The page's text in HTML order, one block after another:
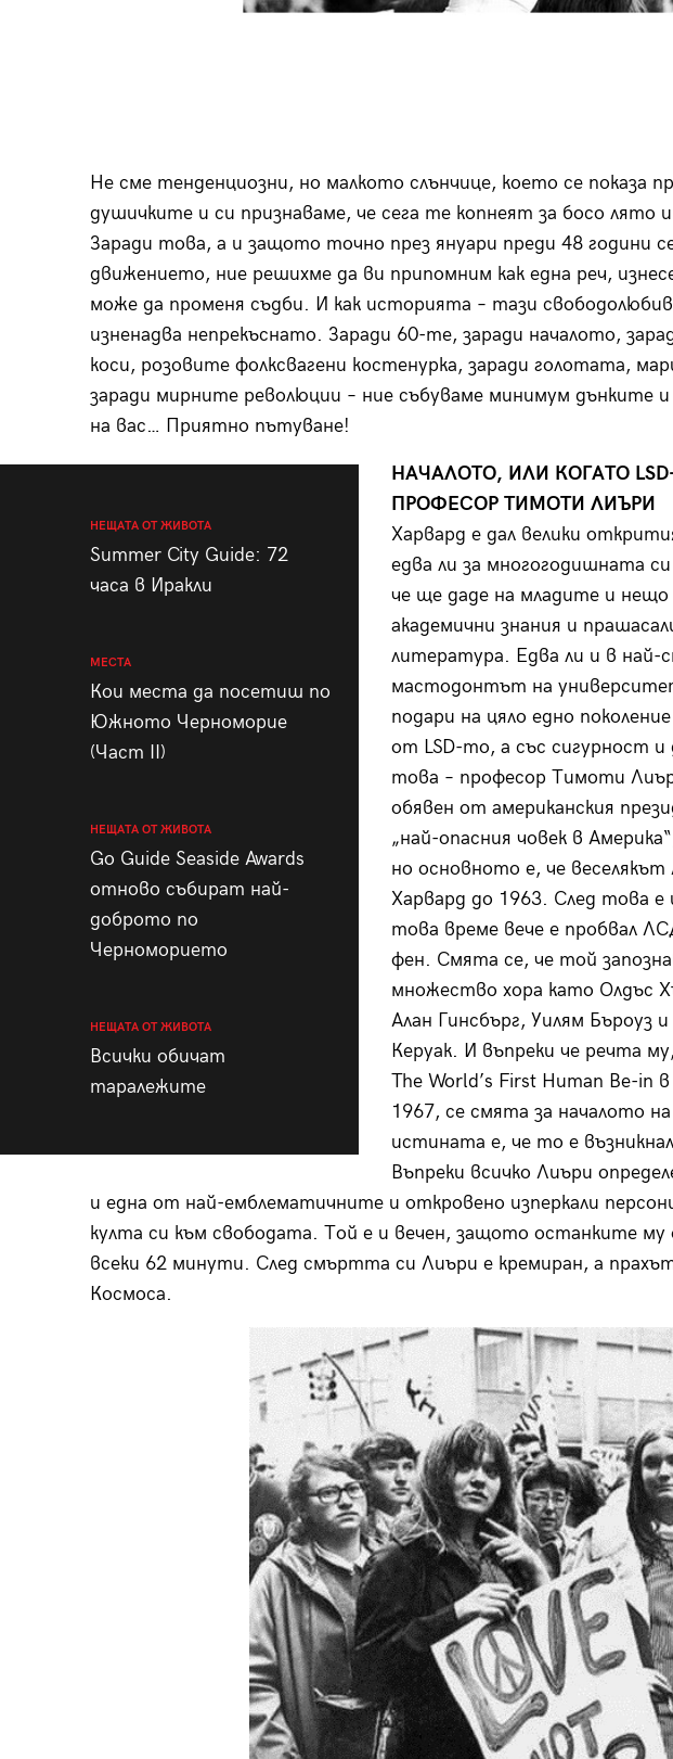
Не сме тенденциозни, но малкото слънчице, което се показа
душичките и си признаваме, че сега те копнеят за босо лято
Заради това, а и защото точно през януари преди 48 години
движението, ние решихме да ви припомним как една реч,
може да променя съдби. И как историята – тази
изненадва непрекъснато. Заради 60-те, заради началото,
коси, розовите фолксвагени костенурка, заради голотата,
заради мирните революции – ние събуваме минимум дънките и
на вас… Приятно пътуване!
НЕЩАТА ОТ ЖИВОТА
Summer City Guide: 72
часа в Иракли
МЕСТА
Кои места да посетиш по
Южното Черноморие
(Част II)
НЕЩАТА ОТ ЖИВОТА
Go Guide Seaside Awards
отново събират най-
доброто по
Черноморието
НЕЩАТА ОТ ЖИВОТА
Всички обичат
таралежите
НАЧАЛОТО, ИЛИ КОГАТО
ПРОФЕСОР ТИМОТИ ЛИЪРИ
Харвард е дал велики
едва ли за многогодишната
че ще даде на младите и нещо
академични знания и
литература. Едва ли и в най-
мастодонтът на
подари на цяло едно
от LSD-то, а със сигурност
това – професор Тимоти
обявен от американския
„най-опасния човек в
но основното е, че
Харвард до 1963. След това
това време вече е пробвал
фен. Смята се, че той
множество хора като Олдъс
Алан Гинсбърг, Уилям Бъроуз
Керуак. И въпреки че речта
The World’s First Human Be-in
1967, се смята за началото
истината е, че то е
Въпреки всичко Лиъри
и една от най-емблематичните и откровено изперкали
култа си към свободата. Той е и вечен, защото останките му
всеки 62 минути. След смъртта си Лиъри е кремиран, а
Космоса.